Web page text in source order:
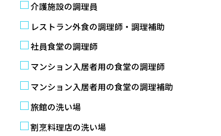
介護施設の調理員
レストラン外食の調理師・調理補助
社員食堂の調理師
マンション入居者用の食堂の調理師
マンション入居者用の食堂の調理補助
旅館の洗い場
割烹料理店の洗い場